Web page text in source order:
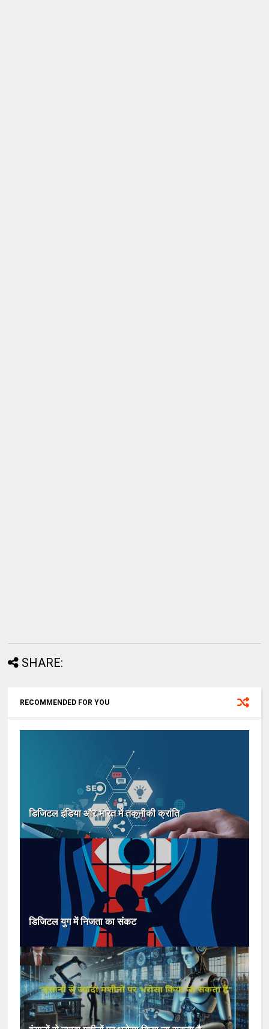
SHARE:
RECOMMENDED FOR YOU
डिजिटल इंडिया और भारत में तकनीकी क्रांति
डिजिटल युग में निजता का संकट